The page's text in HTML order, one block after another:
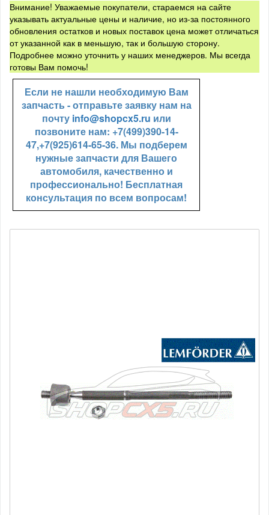
Внимание! Уважаемые покупатели, стараемся на сайте
указывать актуальные цены и наличие, но из-за постоянного
обновления остатков и новых поставок цена может отличаться
от указанной как в меньшую, так и большую сторону.
Подробнее можно уточнить у наших менеджеров. Мы всегда
готовы Вам помочь!
Если не нашли необходимую Вам
запчасть - отправьте заявку нам на
почту info@shopcx5.ru или
позвоните нам: +7(499)390-14-
47,+7(925)614-65-36. Мы подберем
нужные запчасти для Вашего
автомобиля, качественно и
профессионально! Бесплатная
консультация по всем вопросам!